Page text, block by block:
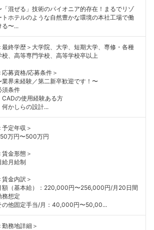
「混ぜる」技術のパイオニア的存在！まるでリゾ
トホテルのような自然豊かな環境の本社工場で働
る〜...
最終学歴＞大学院、大学、短期大学、専修・各種
校、高等専門学校、高等学校卒以上
応募資格/応募条件＞
業界未経験／第二新卒歓迎です！〜
須条件
CADの使用経験ある方
何かしらの設計...
予定年収＞
万円〜500万円
賃金形態＞
給月給制
賃金内訳＞
額（基本給）：220,000円〜256,000円/月20日間
務想定
の他固定手当/月：40,000円〜50,00...
勤務地詳細＞